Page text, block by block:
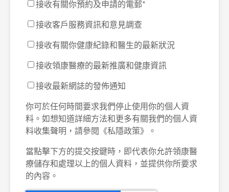
接收有關你預約及申請的電郵*
接收客戶服務資訊和意見調查
接收有關你健康紀錄和醫生的最新狀況
接收領康醫療的最新推廣和健康資訊
接收最新網誌的發佈通知
你可於任何時間要求我們停止使用你的個人資
料。如想知道詳細方法和更多有關我們的個人資
料收集聲明，請參閱《私隱政策》。
當點擊下方的提交按鍵時，即代表你允許領康醫
療儲存和處理以上的個人資料，並提供你所要求
的內容。